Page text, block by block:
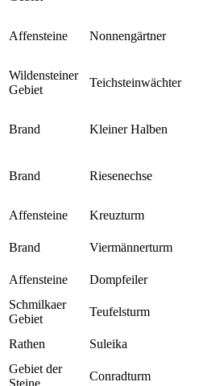
Affensteine Nonnengärtner
Wildensteiner
Gebiet
Teichsteinwächter
Brand Kleiner Halben
Brand Riesenechse
Affensteine
Kreuzturm
Brand
Viermännerturm
Affensteine
Dompfeiler
Schmilkaer
Gebiet
Teufelsturm
Rathen
Suleika
Gebiet der
Steine
Conradturm